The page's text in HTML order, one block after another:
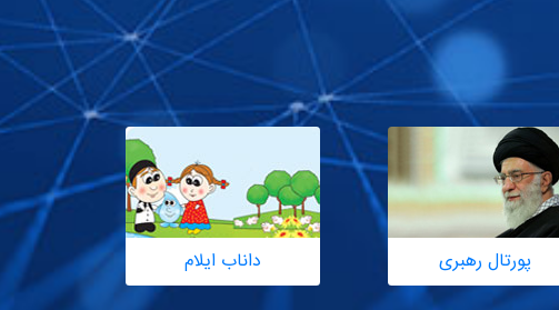
پورتال رهبری داناب ایلام